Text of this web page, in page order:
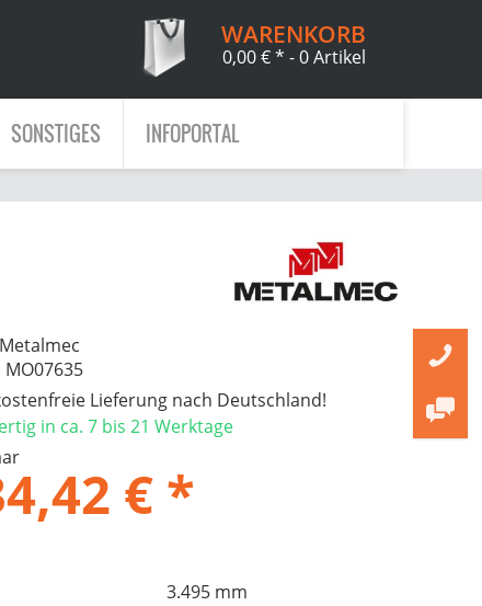
WARENKORB
0,00 € * - 0 Artikel
SONSTIGES INFOPORTAL
Metalmec
MO07635
Lieferung nach Deutschland!
in ca. 7 bis 21 Werktage
€ *
3.495 mm